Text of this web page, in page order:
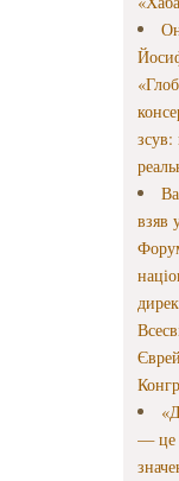
взяв
— це